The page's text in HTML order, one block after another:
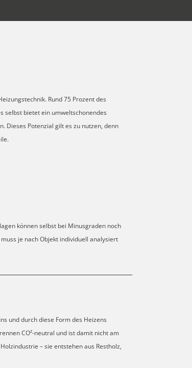
Rund 75 Prozent des
selbst bietet ein umweltschonendes
Dieses Potenzial gilt es zu nutzen, denn
können selbst bei Minusgraden noch
je nach Objekt individuell analysiert
und durch diese Form des Heizens
CO²-neutral und ist damit nicht am
– sie entstehen aus Restholz,